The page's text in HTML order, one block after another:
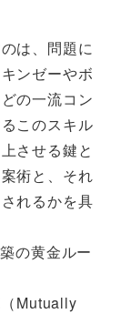
は、問題に
ンゼーやボ
の一流コン
このスキル
させる鍵と
術と、それ
れるかを具
の黄金ルー
Mutually